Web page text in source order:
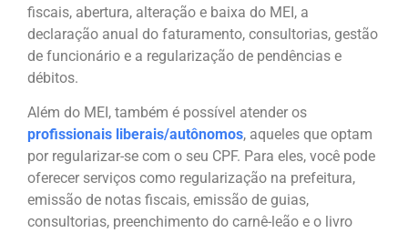
fiscais, abertura, alteração e baixa do MEI, a
declaração anual do faturamento, consultorias, gestão
de funcionário e a regularização de pendências e
débitos.
Além do MEI, também é possível atender os
profissionais liberais/autônomos, aqueles que optam
por regularizar-se com o seu CPF. Para eles, você pode
oferecer serviços como regularização na prefeitura,
emissão de notas fiscais, emissão de guias,
consultorias, preenchimento do carnê-leão e o livro